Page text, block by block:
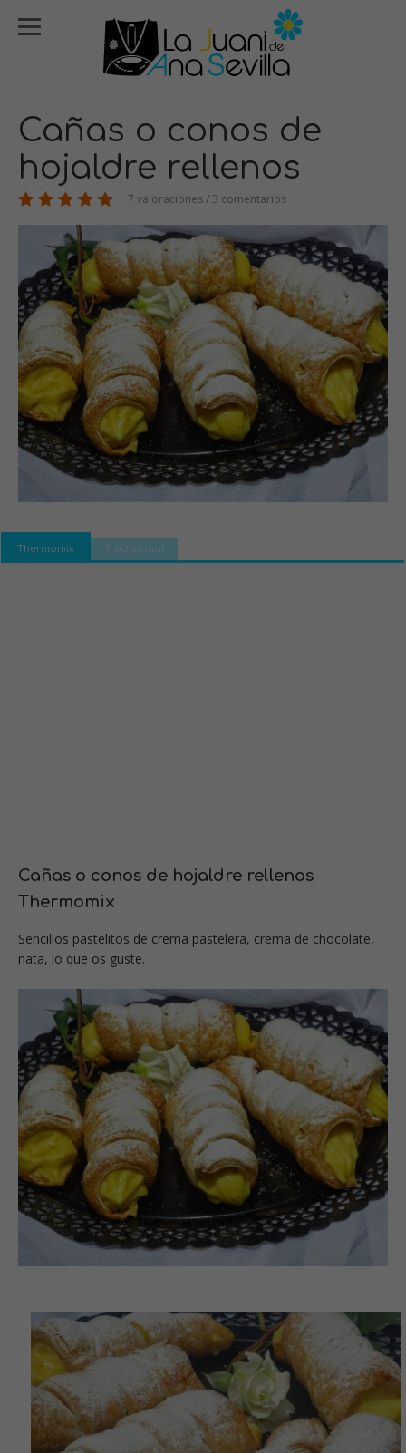
Cañas o conos de
hojaldre rellenos
7 valoraciones / 3 comentarios
Thermomix Tradicional
Cañas o conos de hojaldre rellenos
Thermomix
Sencillos pastelitos de crema pastelera, crema de chocolate,
nata, lo que os guste.